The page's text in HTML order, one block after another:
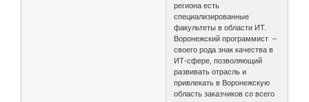
региона есть
специализированные
факультеты в области ИТ.
Воронежский программист –
своего рода знак качества в
ИТ-сфере, позволяющий
развивать отрасль и
привлекать в Воронежскую
область заказчиков со всего